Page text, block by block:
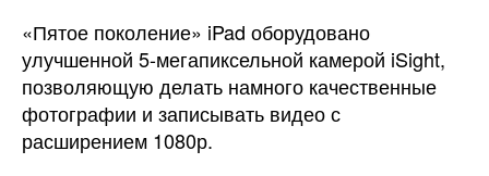
«Пятое поколение» iPad оборудовано
улучшенной 5-мегапиксельной камерой iSight,
позволяющую делать намного качественные
фотографии и записывать видео с
расширением 1080р.